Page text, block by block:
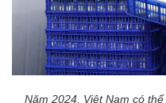
Năm 2024, Việt Nam có